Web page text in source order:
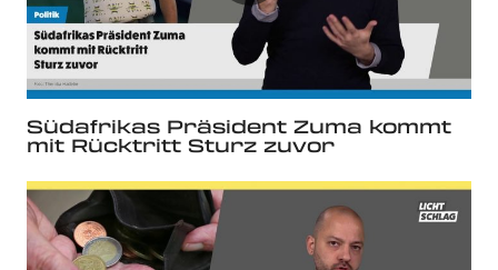
Südafrikas Präsident Zuma kommt
mit Rücktritt Sturz zuvor